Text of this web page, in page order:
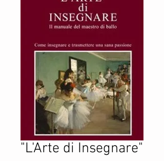
"L'Arte di Insegnare"